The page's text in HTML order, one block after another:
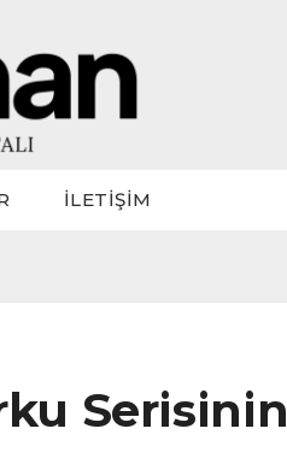
İLETİŞİM
Serisinin